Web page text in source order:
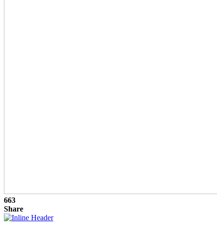
663
Share